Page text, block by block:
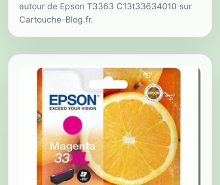
autour de Epson T3363 C13t33634010 sur
Cartouche-Blog.fr.